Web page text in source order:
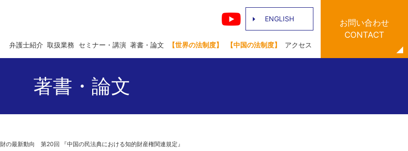
弁護士紹介 取扱業務 セミナー・講演 著書・論文 【世界の法制度】 【中国の法制度】 アクセス
ENGLISH
お問い合わせ
CONTACT
著書・論文
の最新動向 第20回 『中国の民法典における知的財産権関連規定』